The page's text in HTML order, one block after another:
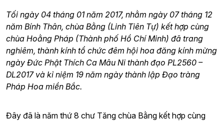
Tối ngày 04 tháng 01 năm 2017, nhằm ngày 07 tháng 12
năm Bính Thân, chùa Bằng (Linh Tiên Tự) kết hợp cùng
chùa Hoằng Pháp (Thành phố Hồ Chí Minh) đã trang
nghiêm, thành kính tổ chức đêm hội hoa đăng kính mừng
ngày Đức Phật Thích Ca Mâu Ni thành đạo PL2560 –
DL2017 và kỉ niệm 19 năm ngày thành lập Đạo tràng
Pháp Hoa miền Bắc.
Đây đã là năm thứ 8 chư Tăng chùa Bằng kết hợp cùng